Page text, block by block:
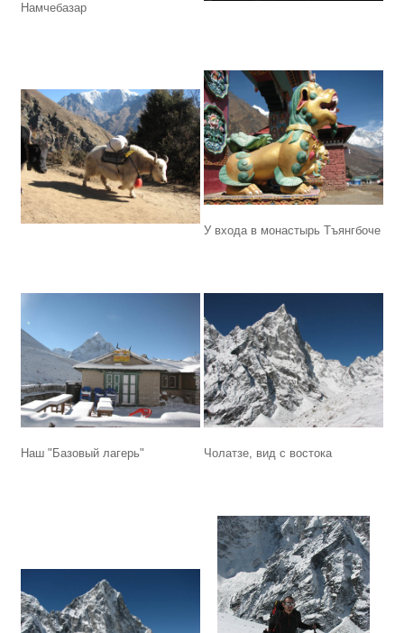
Намчебазар
У входа в монастырь Тъянгбоче
Наш "Базовый лагерь" Чолатзе, вид с востока